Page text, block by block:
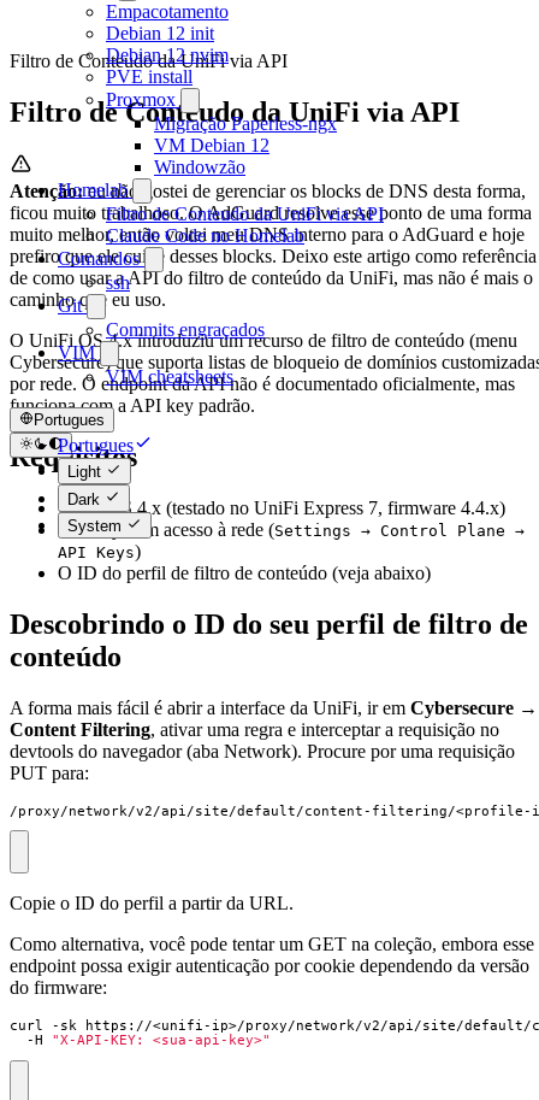
Empacotamento
Debian 12 init
Debian 12 nvim
PVE install
Proxmox
Migração Paperless-ngx
VM Debian 12
Windowzão
Homelab
Filtro de Conteudo da UniFi via API
Claude Code no Homelab
Comandos
ssh
Git
Commits engraçados
VIM
VIM cheatsheets
Portugues
Portugues
English
Light
Dark
System
Filtro de Conteudo da UniFi via API
Filtro de Conteudo da UniFi via API
Atenção:eu não gostei de gerenciar os blocks de DNS desta forma,
ficou muito trabalhoso. O AdGuard resolve esse ponto de uma forma
muito melhor, então voltei meu DNS interno para o AdGuard e hoje
prefiro que ele cuide desses blocks. Deixo este artigo como referência
de como usar a API do filtro de conteúdo da UniFi, mas não é mais o
caminho que eu uso.
O UniFi OS 4.x introduziu um recurso de filtro de conteúdo (menu
Cybersecure) que suporta listas de bloqueio de domínios
por rede. O endpoint da API não é documentado oficialmente, mas
funciona com a API key padrão.
Requisitos
UniFi OS 4.x (testado no UniFi Express 7, firmware 4.4.x)
API key com acesso à rede (Settings → Control Plane →
API Keys)
O ID do perfil de filtro de conteúdo (veja abaixo)
Descobrindo o ID do seu perfil de filtro de
conteúdo
A forma mais fácil é abrir a interface da UniFi, ir em Cybersecure →
Content Filtering, ativar uma regra e interceptar a requisição no
devtools do navegador (aba Network). Procure por uma requisição
PUT para:
/proxy/network/v2/api/site/default/content-filtering/<profile-
Copie o ID do perfil a partir da URL.
Como alternativa, você pode tentar um GET na coleção, embora esse
endpoint possa exigir autenticação por cookie dependendo da versão
do firmware:
curl -sk https://<unifi-ip>/proxy/network/v2/api/site/
  -H
"X-API-KEY: <sua-api-key>"